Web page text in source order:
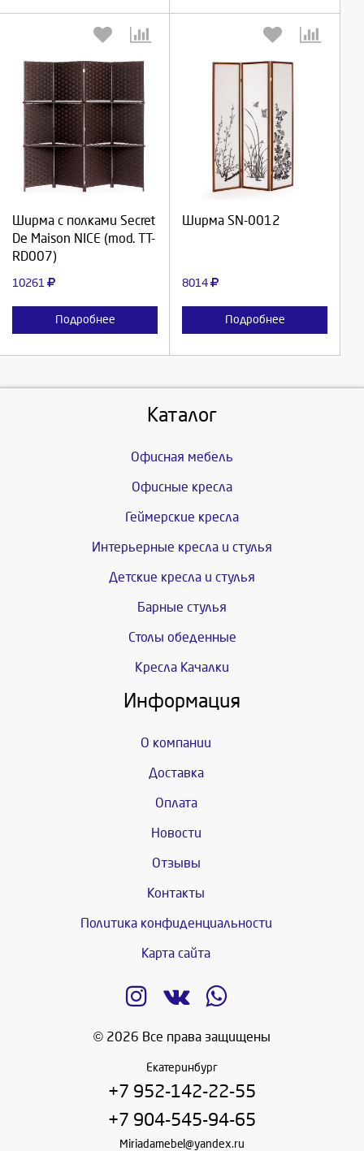
Ширма с полками Secret
De Maison NICE (mod. TT-
RD007)
10261
Подробнее
Выберите количество:
Продолжить Ширма SN-0012
8014
Подробнее
Выберите количество:
Продолжить
Каталог
Офисная мебель
Офисные кресла
Геймерские кресла
Интерьерные кресла и стулья
Детские кресла и стулья
Барные стулья
Столы обеденные
Кресла Качалки
Информация
О компании
Доставка
Оплата
Новости
Отзывы
Контакты
Политика конфиденциальности
Карта сайта
© 2026 Все права защищены
Екатеринбург
+7 952-142-22-55
+7 904-545-94-65
Miriadamebel@yandex.ru